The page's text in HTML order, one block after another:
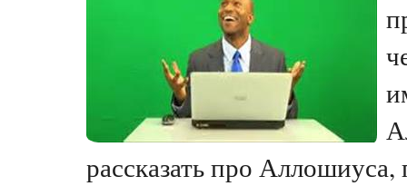
рассказать про